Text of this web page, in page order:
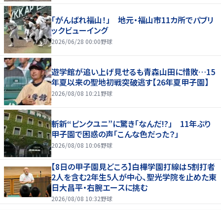
「がんばれ福山！」 地元・福山市11カ所でパブリ
ックビューイング
2026/06/28 00:00野球
遊学館が追い上げ見せるも青森山田に惜敗…15
年夏以来の聖地初戦突破逃す【26年夏甲子園】
2026/08/08 10:21 野球
斬新“ピンクユニ”に驚き「なんだ!?」 11年ぶり
甲子園で困惑の声「こんな色だった？」
2026/08/08 10:06野球
【8日の甲子園見どころ】白樺学園打線は5割打者
2人を含む2年生5人が中心、聖光学院を止めた東
日大昌平・右腕エースに挑む
2026/08/08 10:32野球